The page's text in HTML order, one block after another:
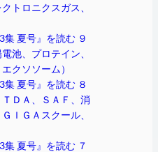
トロニクスガス、
集 夏号』を読む ９
池、プロテイン、
クソソーム）
集 夏号』を読む ８
ＴＤＡ、ＳＡＦ、消
ＩＧＡスクール、
集 夏号』を読む ７